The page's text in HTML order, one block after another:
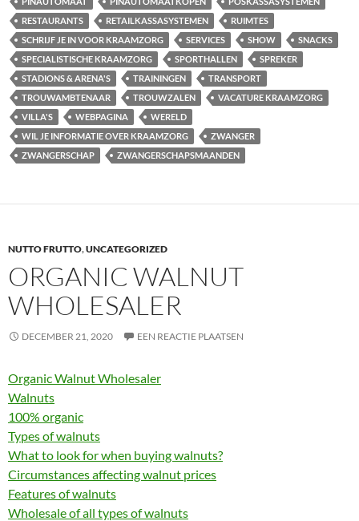
RESTAURANTS
RETAILKASSASYSTEMEN
RUIMTES
SCHRIJF JE IN VOOR KRAAMZORG
SERVICES SHOW
SNACKS
SPECIALISTISCHE KRAAMZORG
SPORTHALLEN
SPREKER
STADIONS & ARENA'S
TRAININGEN
TRANSPORT
TROUWAMBTENAAR
TROUWZALEN
VACATURE KRAAMZORG
VILLA'S
WEBPAGINA
WERELD
WIL JE INFORMATIE OVER KRAAMZORG
ZWANGER
ZWANGERSCHAP
ZWANGERSCHAPSMAANDEN
NUTTO FRUTTO,UNCATEGORIZED
ORGANIC WALNUT
WHOLESALER
DECEMBER 21, 2020 EEN REACTIE PLAATSEN
Organic Walnut Wholesaler
Walnuts
100% organic
Types of walnuts
What to look for when buying walnuts?
Circumstances affecting walnut prices
Features of walnuts
Wholesale of all types of walnuts